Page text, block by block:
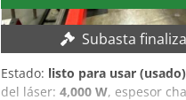
Subasta
Estado: listo para usar (usado)
del láser: 4,000 W, espesor